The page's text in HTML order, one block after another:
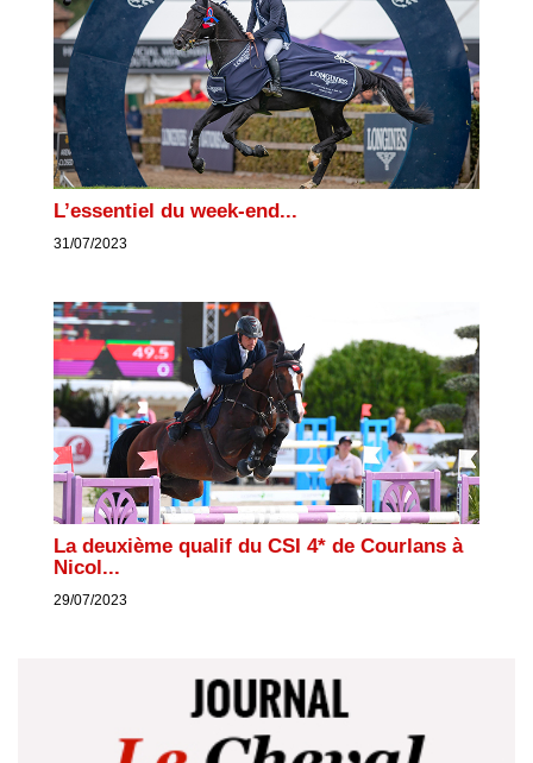
L’essentiel du week-end...
31/07/2023
La deuxième qualif du CSI 4* de Courlans à
Nicol...
29/07/2023